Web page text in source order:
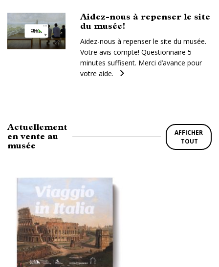
Aidez-nous à repenser le site
du musée!
Aidez-nous à repenser le site du musée.
Votre avis compte! Questionnaire 5
minutes suffisent. Merci d’avance pour
votre aide.
Actuellement
en vente au
musée
AFFICHER
TOUT